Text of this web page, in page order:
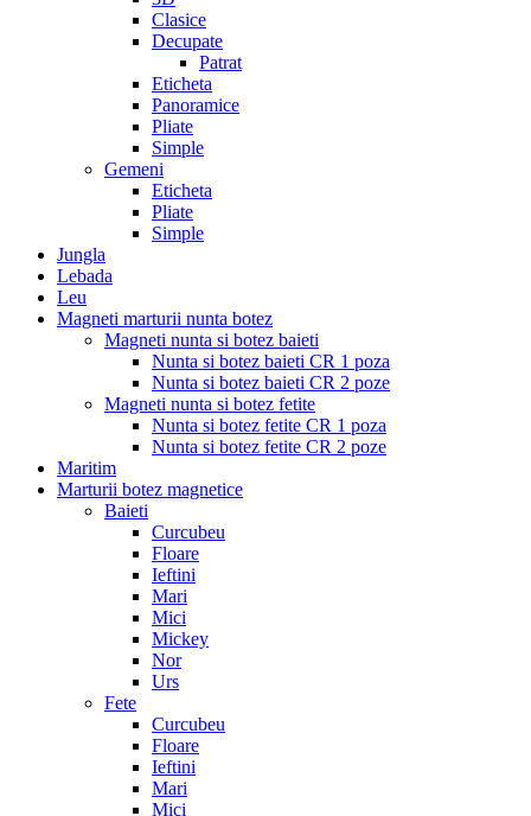
Clasice
Decupate
Patrat
Eticheta
Panoramice
Pliate
Simple
Gemeni
Eticheta
Pliate
Simple
Jungla
Lebada
Leu
Magneti marturii nunta botez
Magneti nunta si botez baieti
Nunta si botez baieti CR 1 poza
Nunta si botez baieti CR 2 poze
Magneti nunta si botez fetite
Nunta si botez fetite CR 1 poza
Nunta si botez fetite CR 2 poze
Maritim
Marturii botez magnetice
Baieti
Curcubeu
Floare
Ieftini
Mari
Mici
Mickey
Nor
Urs
Fete
Curcubeu
Floare
Ieftini
Mari
Mici